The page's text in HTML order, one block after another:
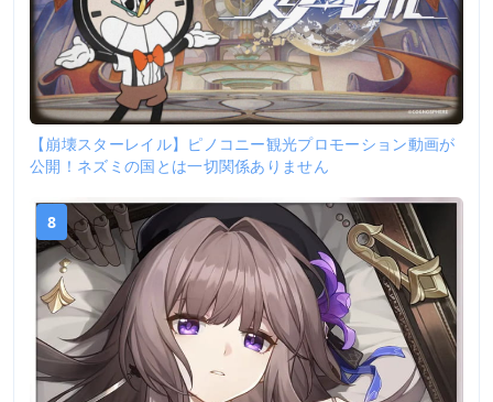
【崩壊スターレイル】ピノコニー観光プロモーション動画が
公開！ネズミの国とは一切関係ありません
8